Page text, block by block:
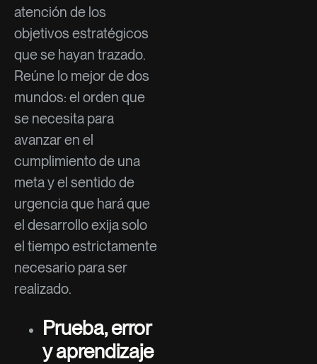
atención de los
objetivos estratégicos
que se hayan trazado.
Reúne lo mejor de dos
mundos: el orden que
se necesita para
avanzar en el
cumplimiento de una
meta y el sentido de
urgencia que hará que
el desarrollo exija solo
el tiempo estrictamente
necesario para ser
realizado.
Prueba, error
y aprendizaje